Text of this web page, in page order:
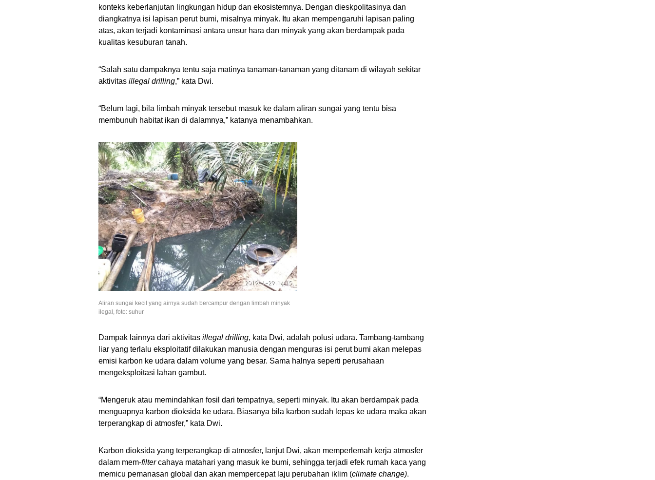
konteks keberlanjutan lingkungan hidup dan ekosistemnya. Dengan dieskpolitasinya dan
diangkatnya isi lapisan perut bumi, misalnya minyak. Itu akan mempengaruhi lapisan paling
atas, akan terjadi kontaminasi antara unsur hara dan minyak yang akan berdampak pada
kualitas kesuburan tanah.
“Salah satu dampaknya tentu saja matinya tanaman-tanaman yang ditanam di wilayah sekitar
aktivitas illegal drilling,” kata Dwi.
“Belum lagi, bila limbah minyak tersebut masuk ke dalam aliran sungai yang tentu bisa
membunuh habitat ikan di dalamnya,” katanya menambahkan.
Aliran sungai kecil yang airnya sudah bercampur dengan limbah minyak
ilegal, foto: suhur
Dampak lainnya dari aktivitas illegal drilling, kata Dwi, adalah polusi udara. Tambang-tambang
liar yang terlalu eksploitatif dilakukan manusia dengan menguras isi perut bumi akan melepas
emisi karbon ke udara dalam volume yang besar. Sama halnya seperti perusahaan
mengeksploitasi lahan gambut.
“Mengeruk atau memindahkan fosil dari tempatnya, seperti minyak. Itu akan berdampak pada
menguapnya karbon dioksida ke udara. Biasanya bila karbon sudah lepas ke udara maka akan
terperangkap di atmosfer,” kata Dwi.
Karbon dioksida yang terperangkap di atmosfer, lanjut Dwi, akan memperlemah kerja atmosfer
dalam mem-filtercahaya matahari yang masuk ke bumi, sehingga terjadi efek rumah kaca yang
memicu pemanasan global dan akan mempercepat laju perubahan iklim (climate change).